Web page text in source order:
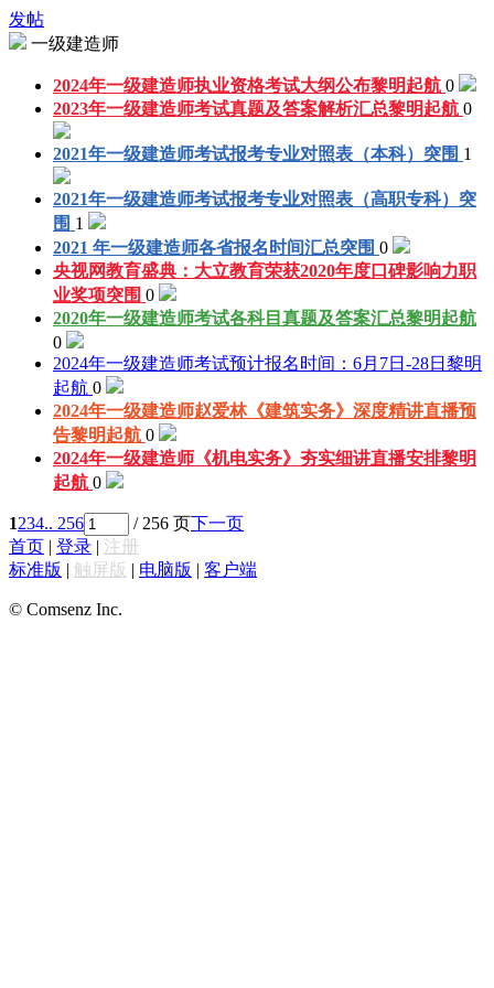
发帖
一级建造师
2024年一级建造师执业资格考试大纲公布黎明起航 0
2023年一级建造师考试真题及答案解析汇总黎明起航 0
2021年一级建造师考试报考专业对照表（本科） 突围 1
2021年一级建造师考试报考专业对照表（高职专科） 突
围 1
2021 年一级建造师各省报名时间汇总突围 0
央视网教育盛典：大立教育荣获2020年度口碑影响力职
业奖项突围 0
2020年一级建造师考试各科目真题及答案汇总黎明起航
0
2024年一级建造师考试预计报名时间：6月7日-28日 黎明
起航 0
2024年一级建造师赵爱林《建筑实务》深度精讲直播预
告黎明起航 0
2024年一级建造师《机电实务》夯实细讲直播安排黎明
起航 0
1234.. 256 / 256 页下一页
首页 | 登录 | 注册
标准版 | 触屏版 | 电脑版 | 客户端
© Comsenz Inc.